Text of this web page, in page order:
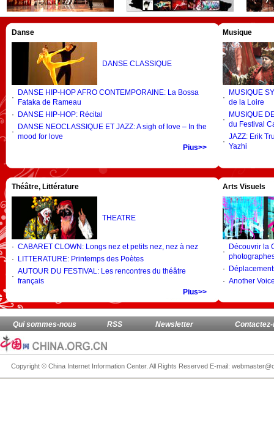
Danse
DANSE CLASSIQUE
·
DANSE HIP-HOP AFRO CONTEMPORAINE: La Bossa
Fataka de Rameau
·
DANSE HIP-HOP: Récital
·
DANSE NEOCLASSIQUE ET JAZZ: A sigh of love – In the
mood for love
Pius>>
Musique
·
MUSIQUE
de la Loire
·
MUSIQUE
du Festival
·
JAZZ: Erik
Yazhi
Théâtre, Littérature
THEATRE
· CABARET CLOWN: Longs nez et petits nez, nez à nez
·
LITTERATURE: Printemps des Poètes
·
AUTOUR DU FESTIVAL: Les rencontres du théâtre
français
Pius>>
Arts Visuels
·
Découvrir la
·
· Another